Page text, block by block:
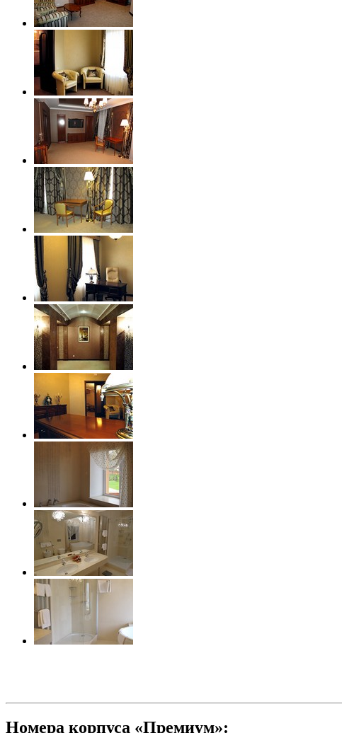
Номера корпуса «Премиум»: